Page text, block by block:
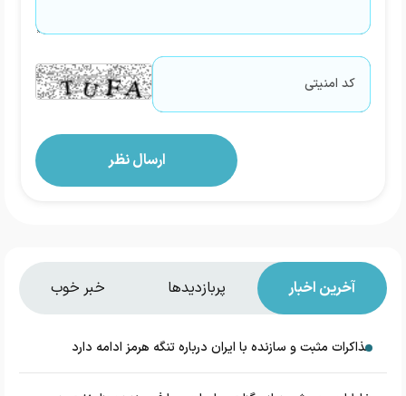
آخرین اخبار پربازدیدها خبر خوب
مذاکرات مثبت و سازنده با ایران درباره تنگه هرمز ادامه دارد